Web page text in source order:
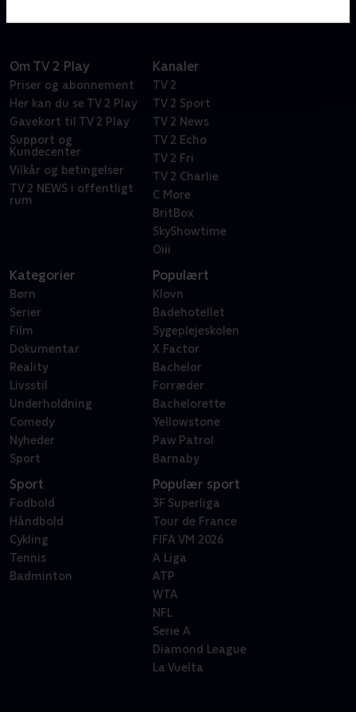
Om TV 2 Play
Priser og abonnement
Her kan du se TV 2 Play
Gavekort til TV 2 Play
Support og
Kundecenter
Vilkår og betingelser
TV 2 NEWS i offentligt
rum
Kanaler
TV 2
TV 2 Sport
TV 2 News
TV 2 Echo
TV 2 Fri
TV 2 Charlie
C More
BritBox
SkyShowtime
Oiii
Kategorier
Børn
Serier
Film
Dokumentar
Reality
Livsstil
Underholdning
Comedy
Nyheder
Sport
Populært
Klovn
Badehotellet
Sygeplejeskolen
X Factor
Bachelor
Forræder
Bachelorette
Yellowstone
Paw Patrol
Barnaby
Sport
Fodbold
Håndbold
Cykling
Tennis
Badminton
Populær sport
3F Superliga
Tour de France
FIFA VM 2026
A Liga
ATP
WTA
NFL
Serie A
Diamond League
La Vuelta